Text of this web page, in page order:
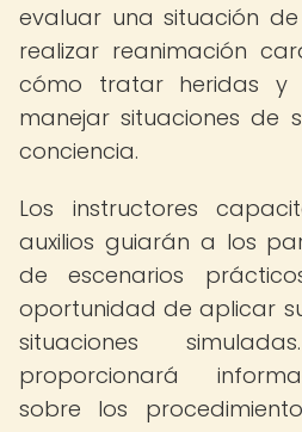
evaluar una situación
realizar reanimación
cómo tratar heridas y
manejar situaciones de
conciencia.
Los instructores
auxilios guiarán a los
de escenarios
oportunidad de aplicar
situaciones
proporcionará
sobre los